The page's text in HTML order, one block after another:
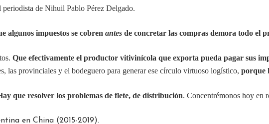
de Nihuil Pablo Pérez Delgado.
algunos impuestos se cobren antes de concretar las compras demora todo el
Que efectivamente el productor vitivinícola que exporta pueda pagar sus
las provinciales y el bodeguero para generar ese círculo virtuoso logístico, porque
que resolver los problemas de flete, de distribución. Concentrémonos hoy en